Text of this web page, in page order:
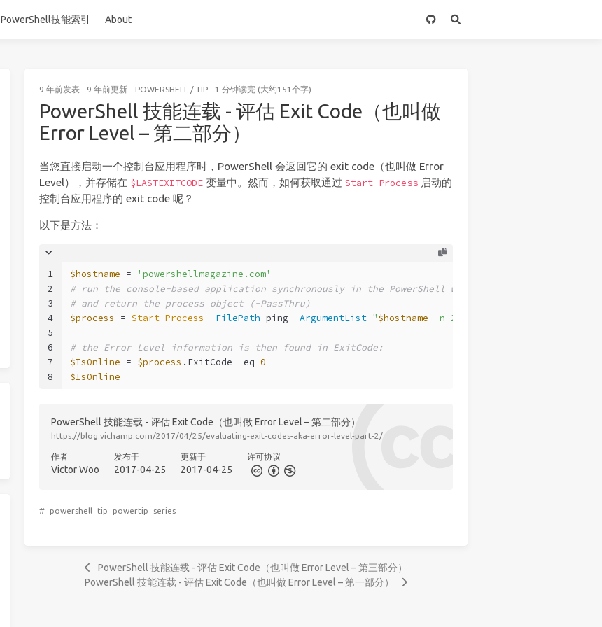
PowerShell技能索引 About
9 年前发表 9 年前更新 POWERSHELL / TIP 1 分钟读完 (大约151个字)
PowerShell 技能连载 - 评估 Exit Code（也叫做
Error Level – 第二部分）
当您直接启动一个控制台应用程序时，PowerShell 会返回它的 exit code（也叫做 Error
Level），并存储在 $LASTEXITCODE变量中。然而，如何获取通过 Start-Process启动的
控制台应用程序的 exit code 呢？
以下是方法：
1
2
3
4
5
6
7
8
$hostname =
'powershellmagazine.com'
# run the console-based application synchronously in the PowerShell window,
# and return the process object (-PassThru)
$process = Start-Process -FilePath ping -ArgumentList "$hostname -n 2 -w 2000"
# the Error Level information is then found in ExitCode:
$IsOnline = $process .ExitCode -eq 0
$IsOnline
PowerShell 技能连载 - 评估 Exit Code（也叫做 Error Level – 第二部分）
https://blog.vichamp.com/2017/04/25/evaluating-exit-codes-aka-error-level-part-2/
作者
Victor Woo
发布于
2017-04-25
更新于
2017-04-25
许可协议
# powershell tip powertip series
PowerShell 技能连载 - 评估 Exit Code（也叫做 Error Level – 第三部分）
PowerShell 技能连载 - 评估 Exit Code（也叫做 Error Level – 第一部分）